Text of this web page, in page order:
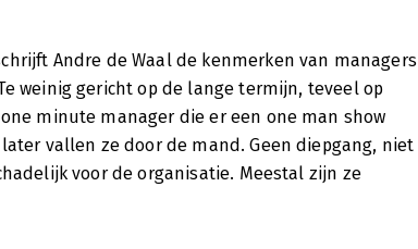
Andre de Waal de kenmerken van managers
weinig gericht op de lange termijn, teveel op
minute manager die er een one man show
vallen ze door de mand. Geen diepgang, niet
voor de organisatie. Meestal zijn ze